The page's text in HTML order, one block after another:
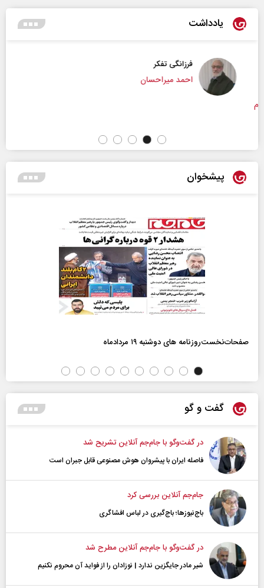
یادداشت
فرزانگی تفکر
احمد میراحسان
پیشخوان
صفحات‌نخست‌روزنامه ها‌ی دوشنبه ۱۹ مردادماه
گفت و گو
در گفت‌و‌گو با جام‌جم آنلاین تشریح شد
فاصله ایران با پیشرو‌ان هوش مصنوعی قابل جبران است
جام‌جم آنلاین بررسی کرد
باج‌نیوزها؛ باج‌گیری در لباس افشاگری
در گفت‌و‌گو با جام‌جم آنلاین مطرح شد
شیر مادر جایگزین ندارد | نوزادان را از فواید آن محروم نکنیم